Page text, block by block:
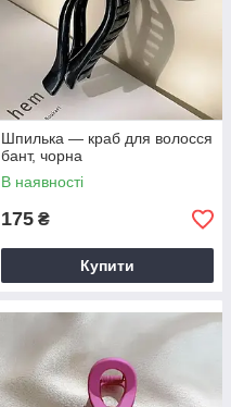
Шпилька — краб для волосся
бант, чорна
В наявності
175 ₴
Купити